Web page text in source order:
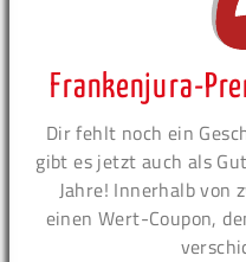
Frankenjura-
Dir fehlt noch ein
gibt es jetzt auch als
Jahre! Innerhalb von
einen Wert-Coupon,